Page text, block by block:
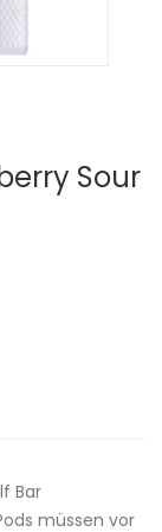
Sour
Bar
müssen vor